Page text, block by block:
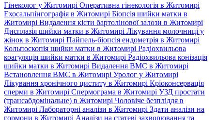
Гінеколог у Житомирі Оперативна гінекологія в Житомирі
Ехосальпінгографія в Житомирі Біопсія шийки матки в
Житомирі Видалення кісти бартолінової залози в Житомирі
Дисплазія шийки матки в Житомирі Лікування молочниці у
жінок в Житомирі Пайпель-біопсія ендометрія в Житомирі
Кольпоскопія шийки матки в Житомирі Радіохвильова
коагуляція шийки матки в Житомирі Радіохвильова конізація
шийки матки в Житомирі Видалення ВМС в Житомирі
Встановлення ВМС в Житомирі Уролог у Житомирі
Лікування хронічного циститу в Житомирі Кріоконсервація
сперми в Житомирі Спермограма в Житомирі УЗД простати
(трансабдомінальне) в Житомирі Чоловіче безпліддя в
Житомирі Лабораторні аналізи в Житомирі Здати аналізи на
гормони в Житомирі Аналізи на статеві захворювання та